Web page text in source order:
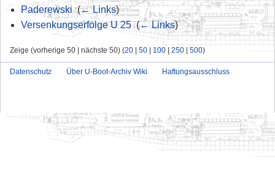
Paderewski‎(← Links)
Versenkungserfolge U 25‎(← Links)
Zeige (vorherige 50 | nächste 50) (20 | 50 | 100 | 250 | 500)
Datenschutz Über U-Boot-Archiv Wiki Haftungsausschluss